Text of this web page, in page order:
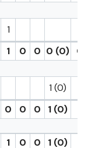
1
1 0 0 0 (0) 0
1 (0)
0 0 0 1 (0)
1 0 0 1 (0)